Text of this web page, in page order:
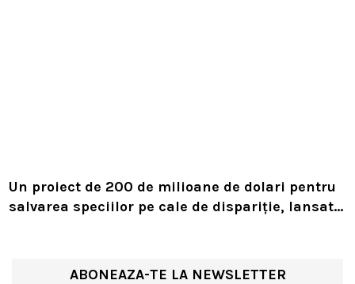
Un proiect de 200 de milioane de dolari pentru
salvarea speciilor pe cale de dispariție, lansat
ABONEAZA-TE LA NEWSLETTER